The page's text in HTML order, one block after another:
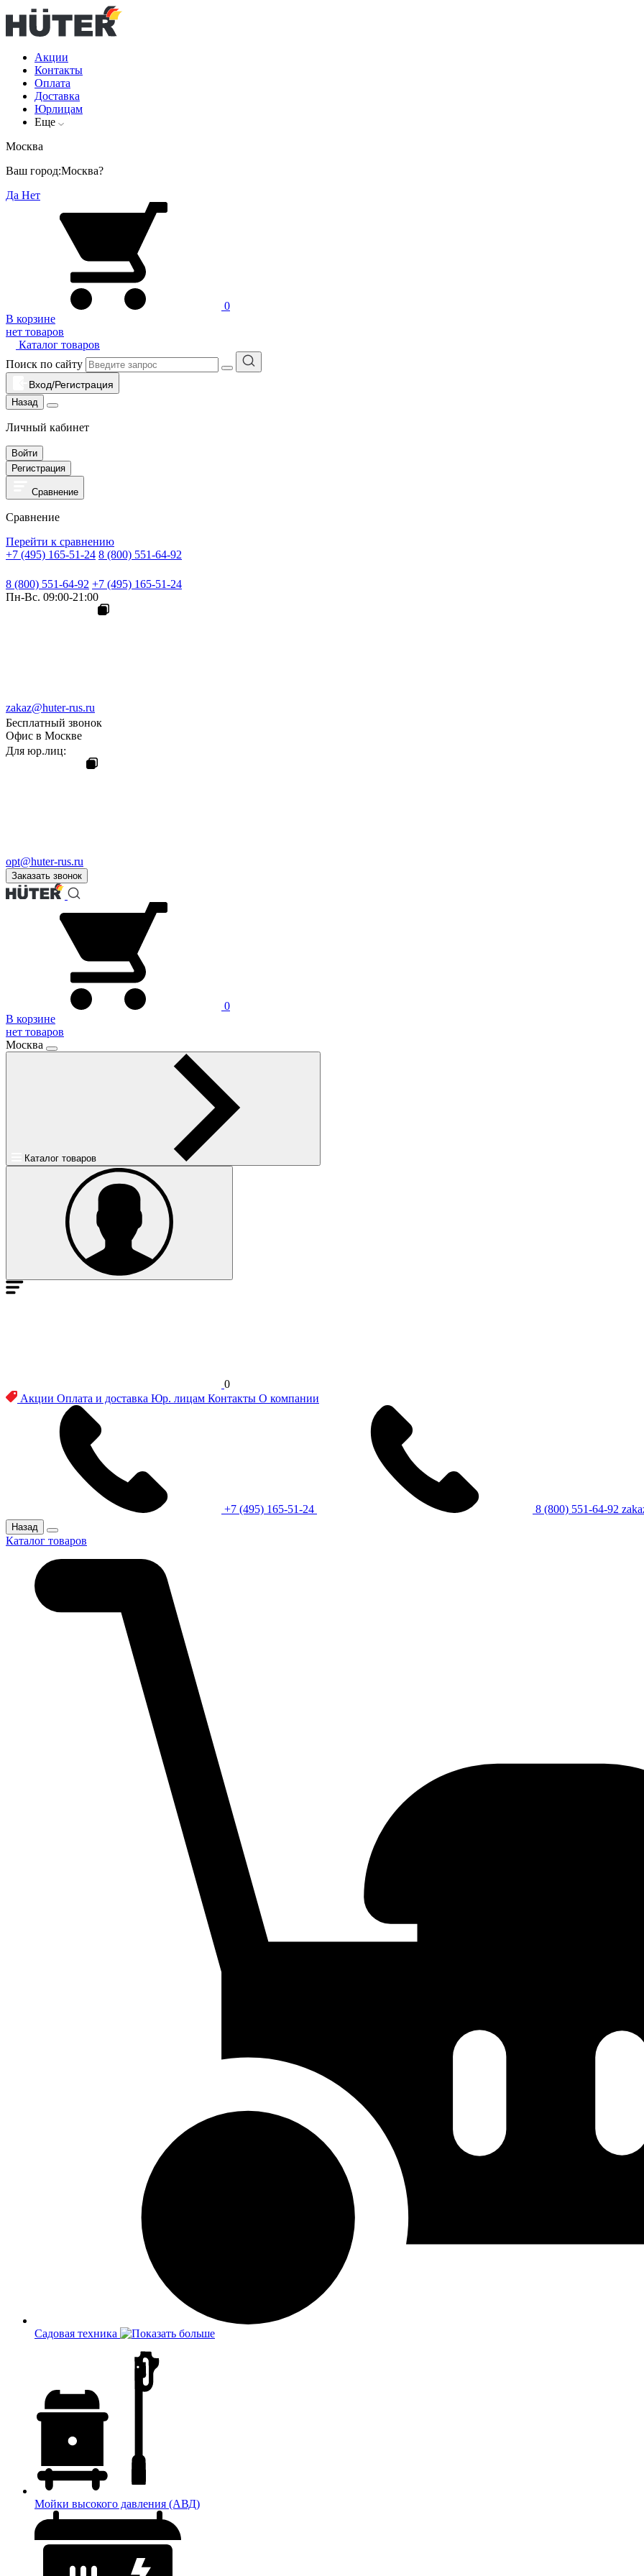
Акции
Контакты
Оплата
Доставка
Юрлицам
Еще
Москва
Ваш город:Москва?
Да Нет
0
В корзине
нет товаров
Каталог товаров
Поиск по сайту
Вход/Регистрация
Назад
Личный кабинет
Войти
Регистрация
Сравнение
Сравнение
Перейти к сравнению
+7 (495) 165-51-24 8 (800) 551-64-92
8 (800) 551-64-92 +7 (495) 165-51-24
Пн-Вс. 09:00-21:00
zakaz@huter-rus.ru
Бесплатный звонок
Офис в Москве
Для юр.лиц:
opt@huter-rus.ru
Заказать звонок
0
В корзине
нет товаров
Москва
Каталог товаров
0
Акции Оплата и доставка Юр. лицам Контакты О компании
+7 (495) 165-51-24 8 (800) 551-64-92
Назад
Каталог товаров
Садовая техника
Мойки высокого давления (АВД)